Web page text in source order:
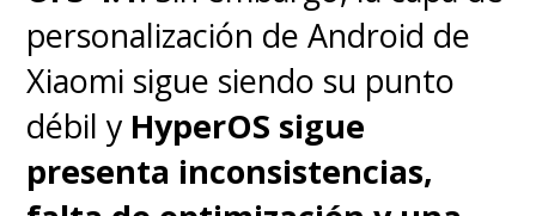
gracias a un Butler que nació
para el personaje del jefe
vikingo.No podía ser otro
Además, se acentúa un aspecto
personalización de Android de
Xiaomi sigue siendo su punto
débil y HyperOS sigue
presenta inconsistencias,